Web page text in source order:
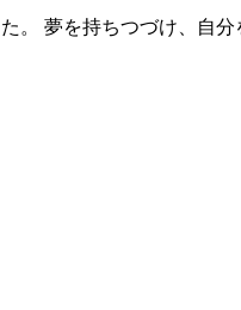
夢を持ちつづけ、自